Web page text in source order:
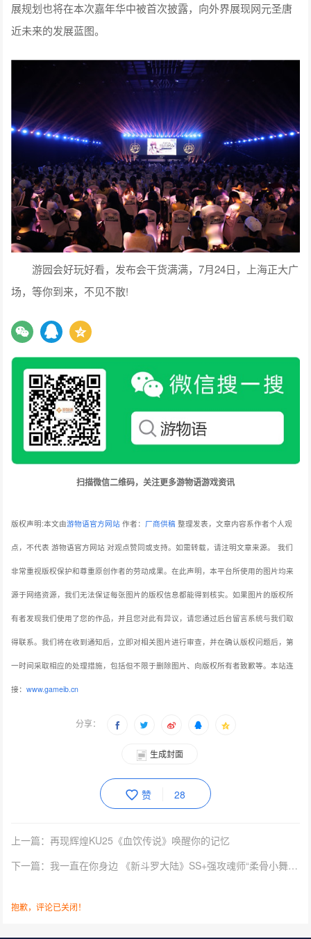
展规划也将在本次嘉年华中被首次披露，向外界展现网元圣唐
近未来的发展蓝图。
游园会好玩好看，发布会干货满满，7月24日，上海正大广
场，等你到来，不见不散!
扫描微信二维码，关注更多游物语游戏资讯
版权声明:本文由游物语官方网站 作者： 厂商供稿 整理发表，文章内容系作者个人观
点，不代表 游物语官方网站 对观点赞同或支持。如需转载，请注明文章来源。 我们
非常重视版权保护和尊重原创作者的劳动成果。在此声明，本平台所使用的图片均来
源于网络资源，我们无法保证每张图片的版权信息都能得到核实。如果图片的版权所
有者发现我们使用了您的作品，并且您对此有异议，请您通过后台留言系统与我们取
得联系。我们将在收到通知后，立即对相关图片进行审查，并在确认版权问题后，第
一时间采取相应的处理措施，包括但不限于删除图片、向版权所有者致歉等。本站连
接：www.gameib.cn
分享：
生成封面
赞 28
上一篇：再现辉煌KU25《血饮传说》唤醒你的记忆
下一篇：我一直在你身边 《新斗罗大陆》SS+强攻魂师“柔骨小舞”上线
抱歉，评论已关闭！